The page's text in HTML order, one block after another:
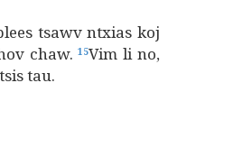
tsawv ntxias koj
chaw.15Vim li no,
tau.